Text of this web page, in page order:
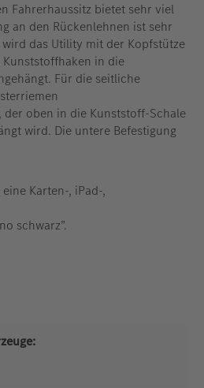
Fahrerhaussitz bietet sehr viel
an den Rückenlehnen ist sehr
das Utility mit der Kopfstütze
in die
Für die seitliche
oben in die Kunststoff-Schale
wird. Die untere Befestigung
Karten-, iPad-,
schwarz”.